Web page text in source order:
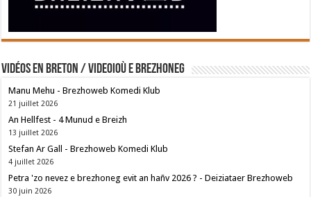
Vidéos en breton / Videoioù e brezhoneg
Manu Mehu - Brezhoweb Komedi Klub
21 juillet 2026
An Hellfest - 4 Munud e Breizh
13 juillet 2026
Stefan Ar Gall - Brezhoweb Komedi Klub
4 juillet 2026
Petra 'zo nevez e brezhoneg evit an hañv 2026 ? - Deiziataer Brezhoweb
30 juin 2026